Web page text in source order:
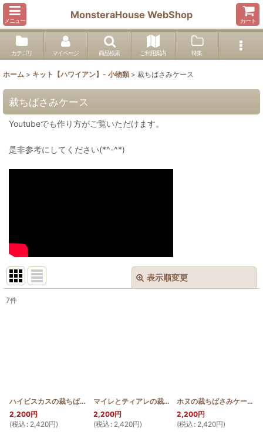
メニュー
MonsteraHouse WebShop
カート
カテゴリ マイページ 商品検索 ご利用案内 特集
ホーム > キット【ハワイアン】- 小物類 > 裁ちばさみケース
裁ちばさみケース
Youtubeでも作り方がご覧いただけます。
是非参考にしてください(*^-^*)
表示順変更
7件
ハイビスカスの裁ちばさみケース [HQSCI_HIB]
2,200円
(税込 : 2,420円)
マイレとティアレの裁ちばさみケース [
2,200円
(税込 : 2,420円)
ホヌの裁ちばさみケース
2,200円
(税込 : 2,420円)